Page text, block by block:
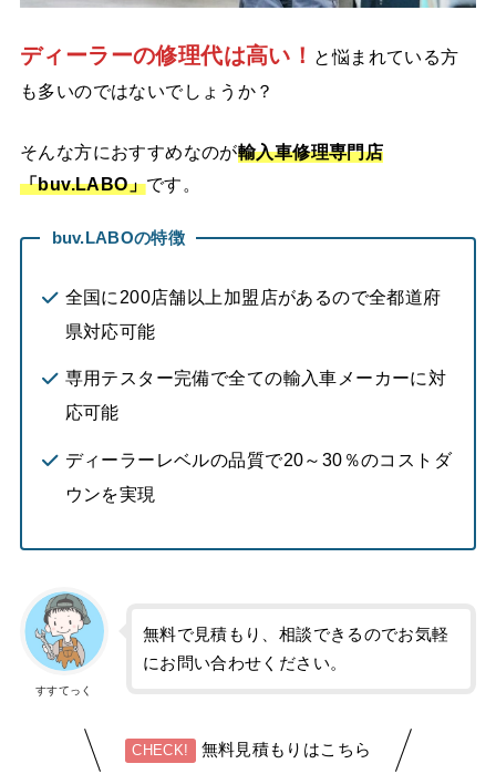
ディーラーの修理代は高い！ と悩まれている方
も多いのではないでしょうか？
そんな方におすすめなのが輸入車修理専門店
「buv.LABO」です。
buv.LABOの特徴
全国に200店舗以上加盟店があるので全都道府
県対応可能
専用テスター完備で全ての輸入車メーカーに対
応可能
ディーラーレベルの品質で20～30％のコストダ
ウンを実現
すすてっく
無料で見積もり、相談できるのでお気軽
にお問い合わせください。
CHECK! 無料見積もりはこちら